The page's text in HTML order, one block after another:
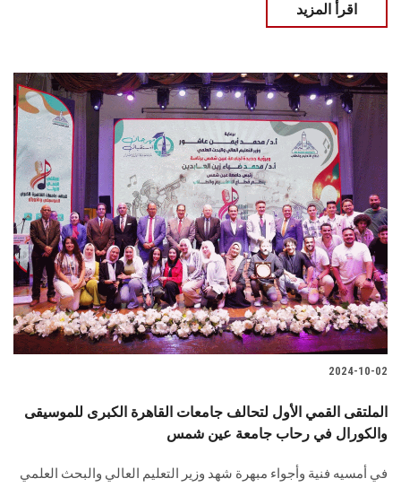
اقرأ المزيد
2024-10-02
الملتقى القمي الأول لتحالف جامعات القاهرة الكبرى للموسيقى
والكورال في رحاب جامعة عين شمس
في أمسيه فنية وأجواء مبهرة شهد وزير التعليم العالي والبحث العلمي